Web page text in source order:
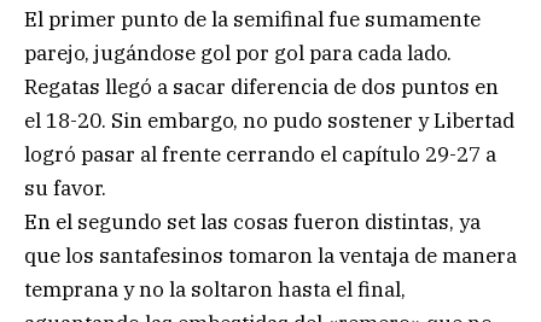
El primer punto de la semifinal fue sumamente
parejo, jugándose gol por gol para cada lado.
Regatas llegó a sacar diferencia de dos puntos en
el 18-20. Sin embargo, no pudo sostener y Libertad
logró pasar al frente cerrando el capítulo 29-27 a
su favor.
En el segundo set las cosas fueron distintas, ya
que los santafesinos tomaron la ventaja de manera
temprana y no la soltaron hasta el final,